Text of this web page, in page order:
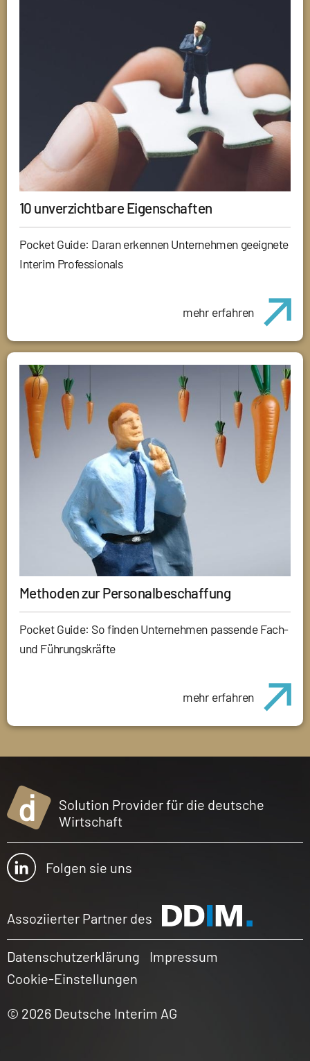
10 unverzichtbare Eigenschaften
Pocket Guide: Daran erkennen Unternehmen geeignete
Interim Professionals
mehr erfahren
Methoden zur Personalbeschaffung
Pocket Guide: So finden Unternehmen passende Fach-
und Führungskräfte
mehr erfahren
Solution Provider für die deutsche
Wirtschaft
Folgen sie uns
Assoziierter Partner des
Datenschutzerklärung
Impressum
Cookie-Einstellungen
© 2026 Deutsche Interim AG